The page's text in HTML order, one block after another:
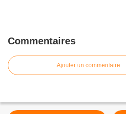
Commentaires
Ajouter un commentaire